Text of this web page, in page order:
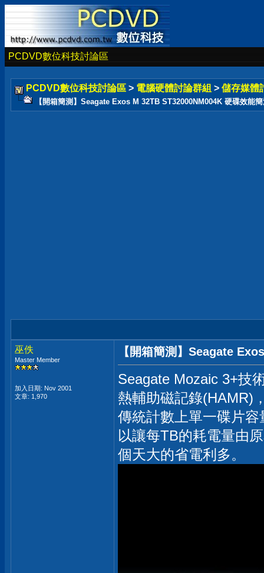
PCDVD數位科技討論區
PCDVD數位科技討論區 > 電腦硬體討論群組 > 儲存媒體
【開箱簡測】Seagate Exos M 32TB ST32000NM004K 硬碟效能
巫佚
Master Member
加入日期: Nov 2001
文章: 1,970
【開箱簡測】Seagate
Seagate Mozaic 3+技
熱輔助磁記錄(HAMR)
傳統計數上單一碟片
以讓每TB的耗電量由
個天大的省電利多。